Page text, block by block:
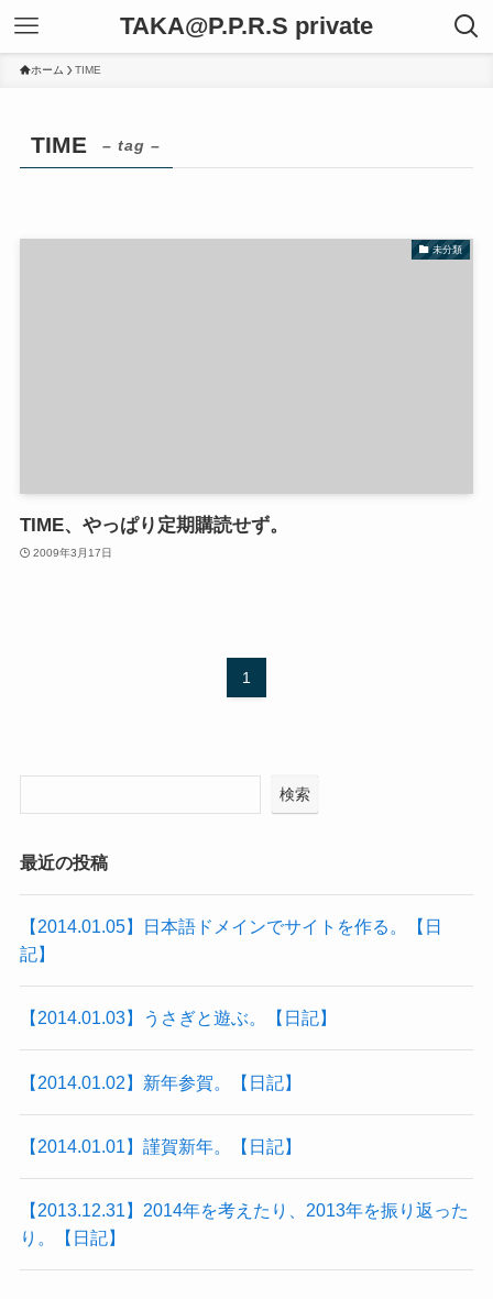
TAKA@P.P.R.S private
ホーム TIME
TIME – tag –
未分類
TIME、やっぱり定期購読せず。
2009年3月17日
1
検索
最近の投稿
【2014.01.05】日本語ドメインでサイトを作る。【日
記】
【2014.01.03】うさぎと遊ぶ。【日記】
【2014.01.02】新年参賀。【日記】
【2014.01.01】謹賀新年。【日記】
【2013.12.31】2014年を考えたり、2013年を振り返った
り。【日記】